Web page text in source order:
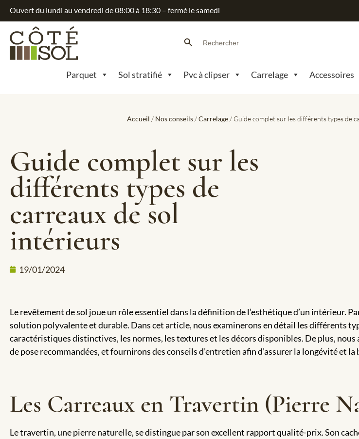
Ouvert du lundi au vendredi de 08:00 à 18:30 – fermé le samedi
Search
for:
Parquet Sol stratifié Pvc à clipser Carrelage Accessoires
Accueil / Nos conseils/Carrelage/ Guide complet sur les différents types de
Guide complet sur les
différents types de
carreaux de sol
intérieurs
19/01/2024
Le revêtement de sol joue un rôle essentiel dans la définition de l’esthétique d’un intérieur.
solution polyvalente et durable. Dans cet article, nous examinerons en détail les différents
caractéristiques distinctives, les normes, les textures et les décors disponibles. De plus,
de pose recommandées, et fournirons des conseils d’entretien afin d’assurer la longévité et la
Les Carreaux en Travertin (Pierre
Le travertin, une pierre naturelle, se distingue par son excellent rapport qualité-prix. Son